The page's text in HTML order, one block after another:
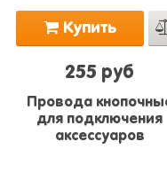
Купить
255 руб
Провода
для подключения
аксессуаров